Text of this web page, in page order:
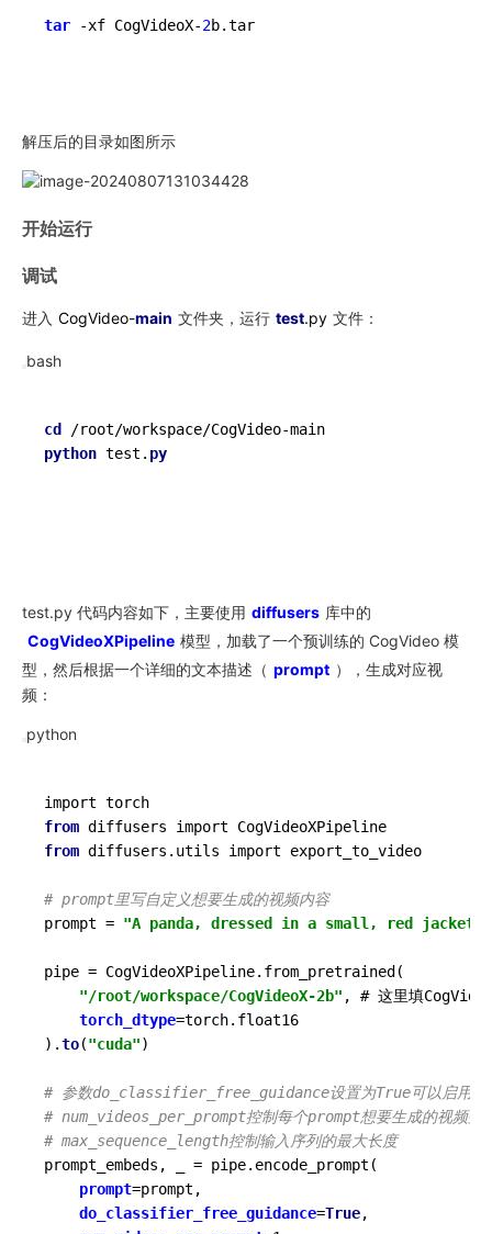
tar -xf CogVideoX-2b.tar
解压后的目录如图所示
开始运行
调试
进入 CogVideo-main 文件夹，运行 test.py 文件：
bash
cd
python test. py
test.py 代码内容如下，主要使用 diffusers 库中的
CogVideoXPipeline 模型，加载了一个预训练的 CogVideo 模
型，然后根据一个详细的文本描述（ prompt ），生成对应视
频：
python
from
from diffusers.utils import export_to_video
# prompt里写自定义想要生成的视频内容
prompt = "A panda, dressed in a small, red jacket
pipe = CogVideoXPipeline.from_pretrained(
"/root/workspace/CogVideoX-2b" , # 这里填CogVideo
torch_dtype=torch.float16
).to("cuda")
# 参数do_classifier_free_guidance设置为True可以启用无分
# num_videos_per_prompt控制每个prompt想要生成的视频数
# max_sequence_length控制输入序列的最大长度
prompt_embeds, _ = pipe.encode_prompt(
prompt=prompt,
do_classifier_free_guidance=True,